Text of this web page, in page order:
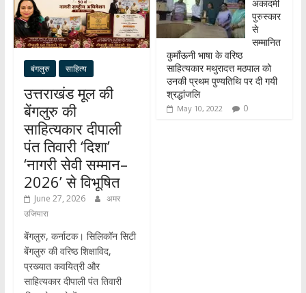
बंगलुरु साहित्य
उत्तराखंड मूल की
बेंगलुरु की
साहित्यकार दीपाली
पंत तिवारी ‘दिशा’
‘नागरी सेवी सम्मान–
2026’ से विभूषित
June 27, 2026
अमर
उजियारा
बेंगलुरु, कर्नाटक। सिलिकॉन सिटी
बेंगलुरु की वरिष्ठ शिक्षाविद,
प्रख्यात कवयित्री और
साहित्यकार दीपाली पंत तिवारी
अकादमी
पुरुस्कार
से
सम्मानित
कुमाँऊनी भाषा के वरिष्ठ
साहित्यकार मथुरादत्त मठपाल को
उनकी प्रथम पुण्यतिथि पर दी गयी
श्रद्धांजलि
May 10, 2022 0